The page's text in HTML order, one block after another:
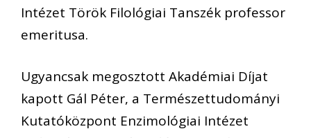
Intézet Török Filológiai Tanszék professor
emeritusa.
Ugyancsak megosztott Akadémiai Díjat
kapott Gál Péter, a Természettudományi
Kutatóközpont Enzimológiai Intézet